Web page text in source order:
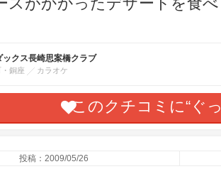
ックス長崎思案橋クラブ
銅座 カラオケ
このクチコミに“ぐ
投稿：2009/05/26